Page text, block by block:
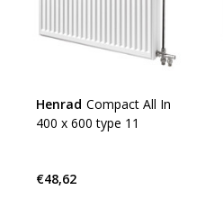
Henrad Compact All In
400 x 600 type 11
€48,62